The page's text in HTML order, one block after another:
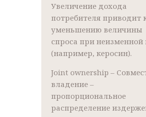
Увеличение дохода
потребителя приводит
уменьшению величины
спроса при неизменной
(например, керосин).
Joint ownership –
владение –
пропорциональное
распределение